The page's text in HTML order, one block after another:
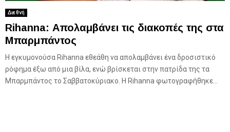
Διεθνή
Rihanna: Απολαμβάνει τις διακοπές της στα
Μπαρμπάντος
Η εγκυμονούσα Rihanna εθεάθη να απολαμβάνει ένα δροσιστικό
ρόφημα έξω από μια βίλα, ενώ βρίσκεται στην πατρίδα της τα
Μπαρμπάντος το Σαββατοκύριακο. Η Rihanna φωτογραφήθηκε...